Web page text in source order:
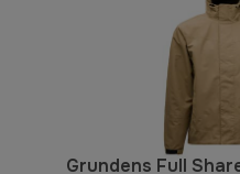
Grundens Full